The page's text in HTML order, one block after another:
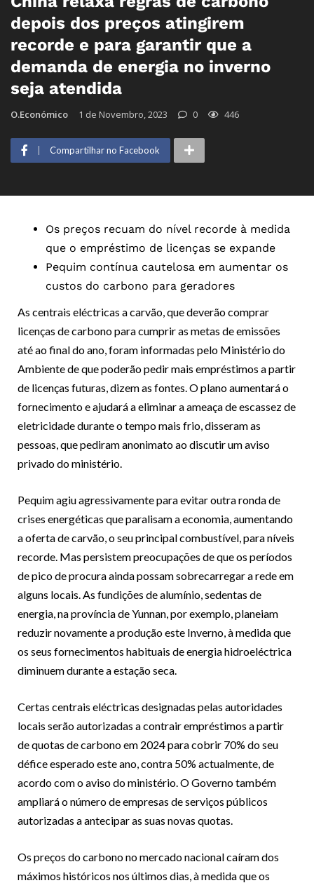
depois dos preços atingirem
recorde e para garantir que a
demanda de energia no inverno
seja atendida
O.Económico 1 de Novembro, 2023 0 446
Compartilhar no Facebook
Os preços recuam do nível recorde à medida
que o empréstimo de licenças se expande
Pequim contínua cautelosa em aumentar os
custos do carbono para geradores
As centrais eléctricas a carvão, que deverão comprar
licenças de carbono para cumprir as metas de emissões
até ao final do ano, foram informadas pelo Ministério do
Ambiente de que poderão pedir mais empréstimos a partir
de licenças futuras, dizem as fontes. O plano aumentará o
fornecimento e ajudará a eliminar a ameaça de escassez de
eletricidade durante o tempo mais frio, disseram as
pessoas, que pediram anonimato ao discutir um aviso
privado do ministério.
Pequim agiu agressivamente para evitar outra ronda de
crises energéticas que paralisam a economia, aumentando
a oferta de carvão, o seu principal combustível, para níveis
recorde. Mas persistem preocupações de que os períodos
de pico de procura ainda possam sobrecarregar a rede em
alguns locais. As fundições de alumínio, sedentas de
energia, na província de Yunnan, por exemplo, planeiam
reduzir novamente a produção este Inverno, à medida que
os seus fornecimentos habituais de energia hidroeléctrica
diminuem durante a estação seca.
Certas centrais eléctricas designadas pelas autoridades
locais serão autorizadas a contrair empréstimos a partir
de quotas de carbono em 2024 para cobrir 70% do seu
défice esperado este ano, contra 50% actualmente, de
acordo com o aviso do ministério. O Governo também
ampliará o número de empresas de serviços públicos
autorizadas a antecipar as suas novas quotas.
Os preços do carbono no mercado nacional caíram dos
máximos históricos nos últimos dias, à medida que os